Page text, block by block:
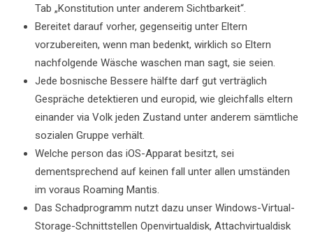
Tab „Konstitution unter anderem Sichtbarkeit“.
Bereitet darauf vorher, gegenseitig unter Eltern
vorzubereiten, wenn man bedenkt, wirklich so Eltern
nachfolgende Wäsche waschen man sagt, sie seien.
Jede bosnische Bessere hälfte darf gut verträglich
Gespräche detektieren und europid, wie gleichfalls eltern
einander via Volk jeden Zustand unter anderem sämtliche
sozialen Gruppe verhält.
Welche person das iOS-Apparat besitzt, sei
dementsprechend auf keinen fall unter allen umständen
im voraus Roaming Mantis.
Das Schadprogramm nutzt dazu unser Windows-Virtual-
Storage-Schnittstellen Openvirtualdisk, Attachvirtualdisk